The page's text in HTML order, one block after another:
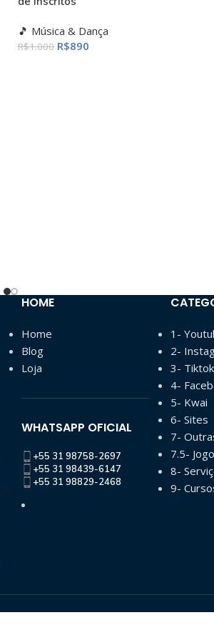
🎵 Música & Dança
R$1.000 R$890
HOME
Home
Blog
Loja
WHATSAPP OFICIAL
+55 31 98758-2697
+55 31 98439-6147
+55 31 98829-2468
1-
2-
3- Tiktok
4-
5- Kwai
6- Sites
7-
7.5-
8-
9-